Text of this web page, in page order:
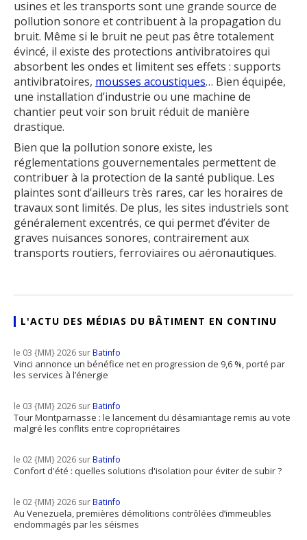
usines et les transports sont une grande source de
pollution sonore et contribuent à la propagation du
bruit. Même si le bruit ne peut pas être totalement
évincé, il existe des protections antivibratoires qui
absorbent les ondes et limitent ses effets : supports
antivibratoires, mousses acoustiques… Bien équipée,
une installation d’industrie ou une machine de
chantier peut voir son bruit réduit de manière
drastique.
Bien que la pollution sonore existe, les
réglementations gouvernementales permettent de
contribuer à la protection de la santé publique. Les
plaintes sont d’ailleurs très rares, car les horaires de
travaux sont limités. De plus, les sites industriels sont
généralement excentrés, ce qui permet d’éviter de
graves nuisances sonores, contrairement aux
transports routiers, ferroviaires ou aéronautiques.
L'ACTU DES MÉDIAS DU BÂTIMENT EN CONTINU
le 03 {MM} 2026 surBatinfo
Vinci annonce un bénéfice net en progression de 9,6 %, porté par
les services à l’énergie
le 03 {MM} 2026 surBatinfo
Tour Montparnasse : le lancement du désamiantage remis au vote
malgré les conflits entre copropriétaires
le 02 {MM} 2026 surBatinfo
Confort d'été : quelles solutions d'isolation pour éviter de subir ?
le 02 {MM} 2026 surBatinfo
Au Venezuela, premières démolitions contrôlées d’immeubles
endommagés par les séismes